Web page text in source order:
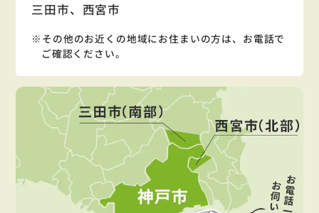
三田市、西宮市
その他のお近くの地域にお住まいの方は、お電話で
ご確認ください。